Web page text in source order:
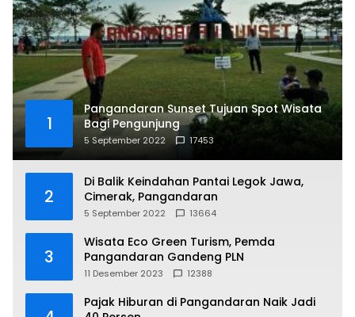
1
Pangandaran Sunset Tujuan Spot Wisata
Bagi Pengunjung
5 September 2022 17453
2
Di Balik Keindahan Pantai Legok Jawa,
Cimerak, Pangandaran
5 September 2022 13664
3
Wisata Eco Green Turism, Pemda
Pangandaran Gandeng PLN
11 Desember 2023 12388
Pajak Hiburan di Pangandaran Naik Jadi